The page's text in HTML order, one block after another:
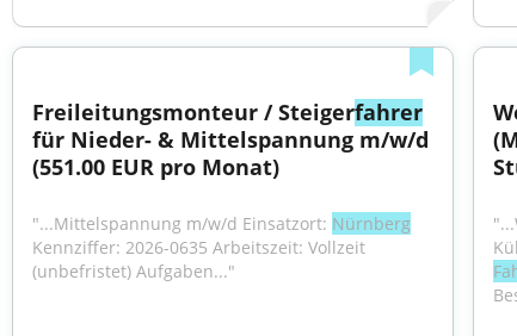
Freileitungsmonteur / Steigerfahrer
für Nieder- & Mittelspannung m/w/d
(551.00 EUR pro Monat)
"...Mittelspannung m/w/d Einsatzort: Nürnberg
Kennziffer: 2026-0635 Arbeitszeit: Vollzeit
(unbefristet) Aufgaben..."